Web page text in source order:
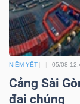
NIÊM YẾT 05/08
Cảng Sài
đại chúng
TIÊU
DÙNG
THIẾT